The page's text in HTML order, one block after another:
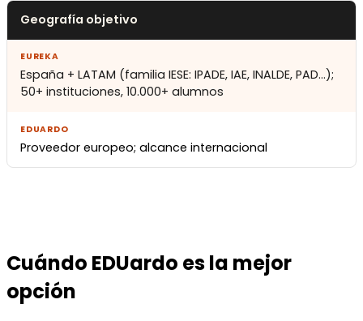
Geografía objetivo
España + LATAM (familia IESE: IPADE, IAE, INALDE, PAD…);
50+ instituciones, 10.000+ alumnos
Proveedor europeo; alcance internacional
Cuándo EDUardo es la mejor
opción